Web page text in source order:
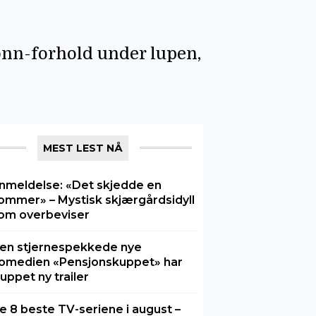
forhold under lupen,
MEST LEST NÅ
«Det skjedde en
– Mystisk skjærgårdsidyll
overbeviser
stjernespekkede nye
«Pensjonskuppet» har
ny trailer
8 beste TV-seriene i august –